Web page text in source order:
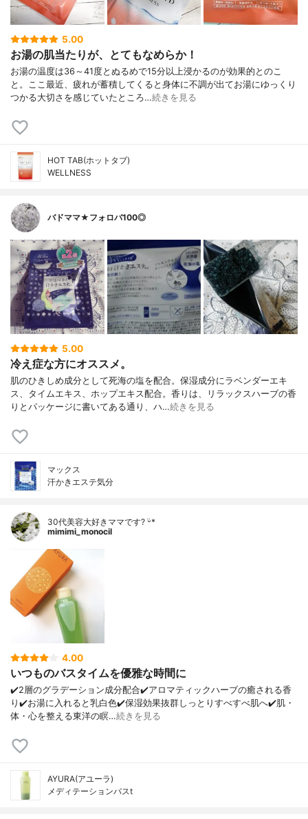
5.00
お湯の肌当たりが、とてもなめらか！
お湯の温度は36～41度とぬるめで15分以上浸かるのが効果的とのこ
と。ここ最近、疲れが蓄積してくると身体に不調が出てお湯にゆっくり
つかる大切さを感じていたところ…続きを見る
HOT TAB(ホットタブ)
WELLNESS
バドママ★フォロバ100◎
5.00
冷え症な方にオススメ。
肌のひきしめ成分として死海の塩を配合。保湿成分にラベンダーエキ
ス、タイムエキス、ホップエキス配合。香りは、リラックスハーブの香
りとパッケージに書いてある通り、ハ…続きを見る
マックス
汗かきエステ気分
30代美容大好きママです? ᵕ̈*
mimimi_monocil
4.00
いつものバスタイムを優雅な時間に
✔️2層のグラデーション成分配合✔️アロマティックハーブの癒される香
り✔️お湯に入れると乳白色✔️保湿効果抜群しっとりすべすべ肌へ✔️肌・
体・心を整える東洋の瞑…続きを見る
AYURA(アユーラ)
メディテーションバスt